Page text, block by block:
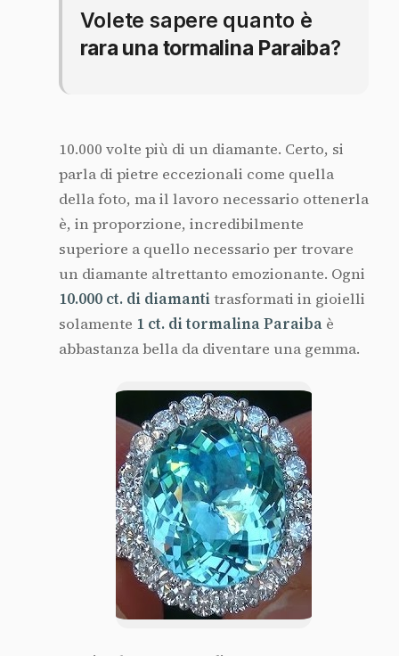
Volete sapere quanto è
rara una tormalina Paraiba?
10.000 volte più di un diamante. Certo, si
parla di pietre eccezionali come quella
della foto, ma il lavoro necessario ottenerla
è, in proporzione, incredibilmente
superiore a quello necessario per trovare
un diamante altrettanto emozionante. Ogni
10.000 ct. di diamantitrasformati in gioielli
solamente 1 ct. di tormalina Paraibaè
abbastanza bella da diventare una gemma.